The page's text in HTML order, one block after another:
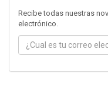
Recibe todas nuestras
electrónico.